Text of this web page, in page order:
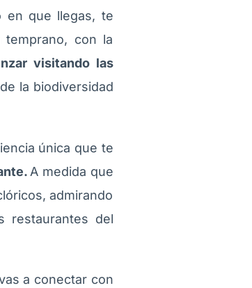
en que llegas, te
temprano, con la
visitando las
la biodiversidad
única que te
A medida que
admirando
restaurantes del
a conectar con